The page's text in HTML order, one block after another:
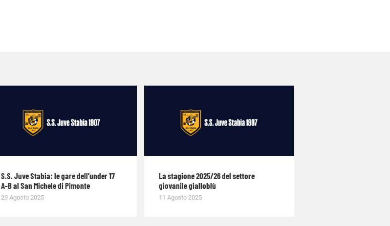
S.S. Juve Stabia: le gare dell’under 17
A-B al San Michele di Pimonte
29 Agosto 2025
La stagione 2025/26 del settore
giovanile gialloblù
11 Agosto 2025